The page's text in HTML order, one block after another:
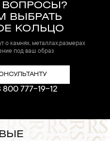
ВОПРОСЫ?
ВЫБРАТЬ
КОЛЬЦО
о камнях, металлах,размерах
под ваш образ
800 777-19-12